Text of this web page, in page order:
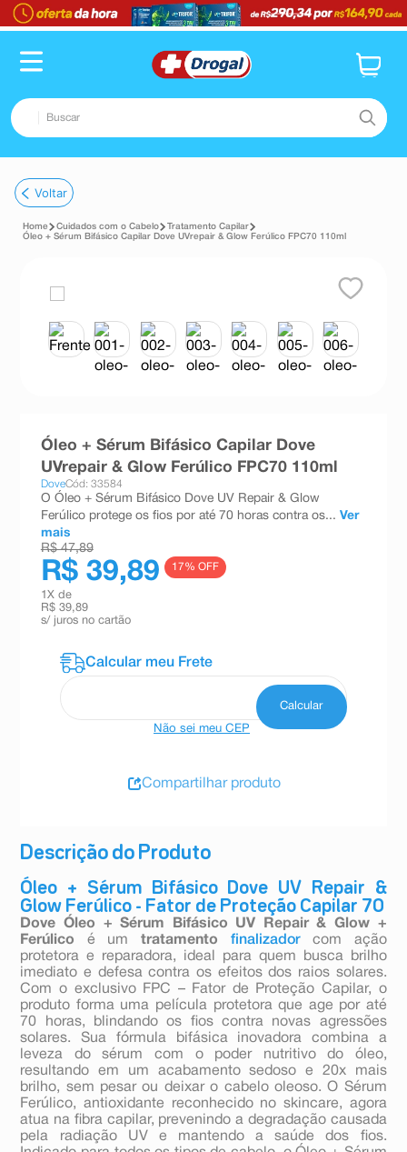
Buscar
1º fralda
2º pampers confort sec max
lenço umedecido
tadalafila
desodorante
esmalte
10ºabsorvente
Voltar
Cuidados com o Cabelo
Tratamento Capilar
Óleo + Sérum Bifásico Capilar Dove UVrepair & Glow Ferúlico FPC70 110ml
Descrição do Produto
Óleo + Sérum Bifásico Dove UV Repair &
Glow Ferúlico - Fator de Proteção Capilar 70
Dove Óleo + Sérum Bifásico UV Repair & Glow +
Ferúlico é um tratamento finalizador
com ação
protetora e reparadora, ideal para quem busca brilho
imediato e defesa contra os efeitos dos raios solares.
Com o exclusivo FPC – Fator de Proteção Capilar, o
produto forma uma película protetora que age por até
70 horas, blindando os fios contra novas agressões
solares. Sua fórmula bifásica inovadora combina a
leveza do sérum com o poder nutritivo do óleo,
resultando em um acabamento sedoso e 20x mais
brilho, sem pesar ou deixar o cabelo oleoso. O Sérum
Ferúlico, antioxidante reconhecido no skincare, agora
atua na fibra capilar, prevenindo a degradação causada
pela radiação UV e mantendo a saúde dos fios.
Óleo + Sérum Bifásico Capilar Dove
UVrepair & Glow Ferúlico FPC70 110ml
DoveCód: 33584
O Óleo + Sérum Bifásico Dove UV Repair & Glow
Ferúlico protege os fios por até 70 horas contra os... Ver
mais
R$ 47,89
R$ 39,89 17% OFF
1 X de
R$ 39,89
s/ juros no cartão
Não sei meu CEP
Compartilhar produto